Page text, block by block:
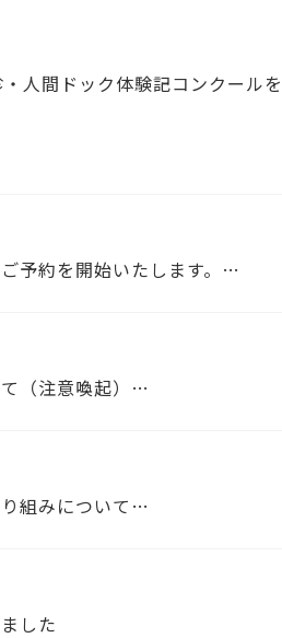
人間ドック体験記コンクール
予約を開始いたします。…
（注意喚起）…
組みについて…
した